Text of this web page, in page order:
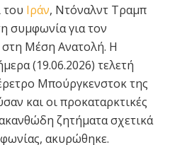
του Ιράν, Ντόναλντ Τραμπ
συμφωνία για τον
Μέση Ανατολή. Η
(19.06.2026) τελετή
Μπούργκενστοκ της
και οι προκαταρκτικές
ζητήματα σχετικά
ακυρώθηκε.